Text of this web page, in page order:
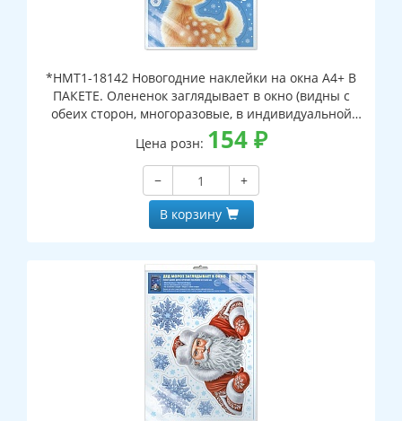
*НМТ1-18142 Новогодние наклейки на окна А4+ В
ПАКЕТЕ. Олененок заглядывает в окно (видны с
обеих сторон, многоразовые, в индивидуальной
упаковке, с европодвесом и клеевым клапаном)
Цена розн: 154₽
−
+
В корзину